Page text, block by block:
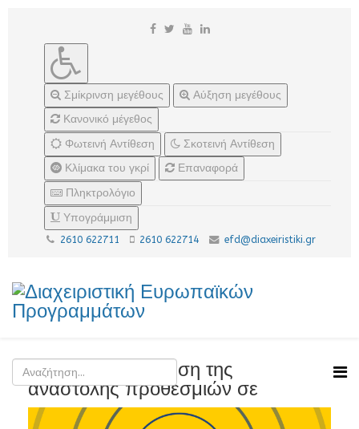
Σμίκρινση μεγέθους
Αύξηση μεγέθους
Κανονικό μέγεθος
Φωτεινή Αντίθεση
Σκοτεινή Αντίθεση
Κλίμακα του γκρί
Επαναφορά
Πληκτρολόγιο
Υπογράμμιση
2610 622711 2610 622714 efd@diaxeiristiki.gr
Σχετικά με την αρση της
αναστολής προθεσμιών σε